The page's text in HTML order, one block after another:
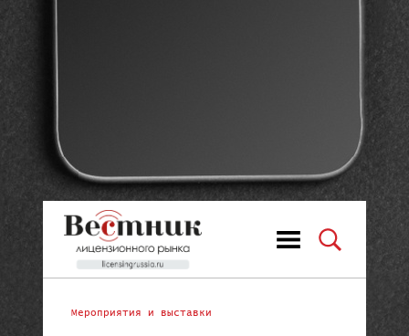
Мероприятия и выставки